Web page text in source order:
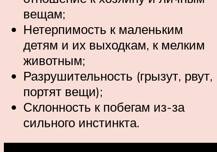
вещам;
Нетерпимость к маленьким
детям и их выходкам, к мелким
животным;
Разрушительность (грызут, рвут,
портят вещи);
Склонность к побегам из-за
сильного инстинкта.